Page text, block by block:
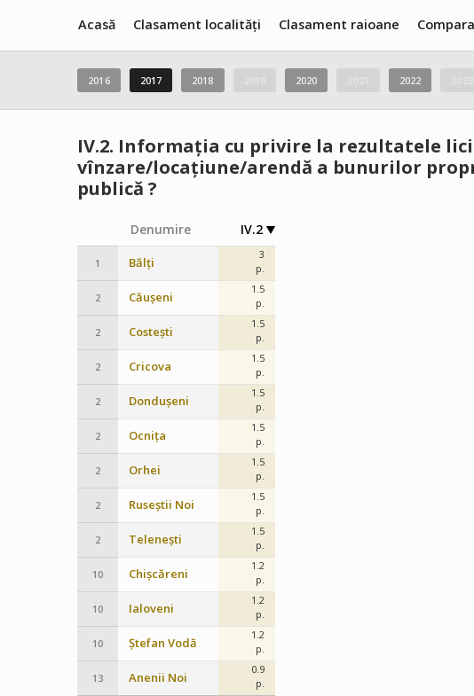
Acasă Clasament localități Clasament raioane
2016 2017 2018 2020 2022
IV.2. Informația cu privire la rezultatele
vînzare/locațiune/arendă a bunurilor
publică ?
Denumire IV.2
1 Bălți
3
p.
2 Căușeni
1.5
p.
2 Costești
1.5
p.
2 Cricova
1.5
p.
2 Dondușeni
1.5
p.
2 Ocnița
1.5
p.
2 Orhei
1.5
p.
2 Ruseștii Noi
1.5
p.
2 Telenești
1.5
p.
10 Chișcăreni
1.2
p.
10 Ialoveni
1.2
p.
10 Ștefan Vodă
1.2
p.
13 Anenii Noi
0.9
p.